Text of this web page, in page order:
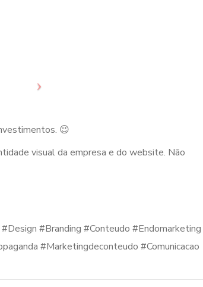
😉
visual da empresa e do website. Não
#Branding #Conteudo #Endomarketing
#Marketingdeconteudo #Comunicacao